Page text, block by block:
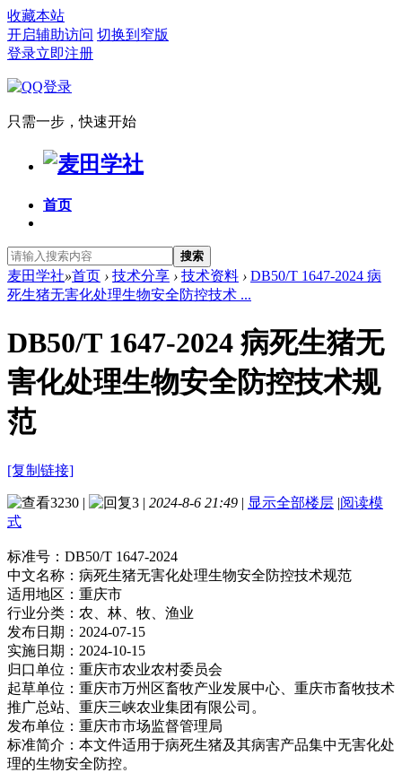
收藏本站
开启辅助访问 切换到窄版
登录立即注册
只需一步，快速开始
首页
搜索
麦田学社»首页 › 技术分享 › 技术资料 › DB50/T 1647-2024 病
死生猪无害化处理生物安全防控技术 ...
DB50/T 1647-2024 病死生猪无
害化处理生物安全防控技术规
范
[复制链接]
3230 | 3 | 2024-8-6 21:49 | 显示全部楼层 |阅读模
式
标准号： DB50/T 1647-2024
中文名称： 病死生猪无害化处理生物安全防控技术规范
适用地区： 重庆市
行业分类： 农、林、牧、渔业
发布日期： 2024-07-15
实施日期： 2024-10-15
归口单位： 重庆市农业农村委员会
起草单位： 重庆市万州区畜牧产业发展中心、重庆市畜牧技术
推广总站、重庆三峡农业集团有限公司。
发布单位： 重庆市市场监督管理局
标准简介： 本文件适用于病死生猪及其病害产品集中无害化处
理的生物安全防控。